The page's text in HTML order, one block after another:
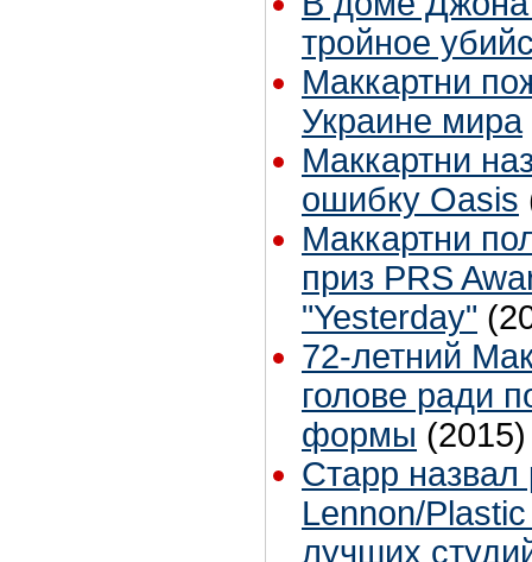
тройное
Маккартни
Украине мира
Маккартни
ошибку Oasis
Маккартни
приз PRS
"Yesterday"
72-летний
голове ради
формы (2015)
Старр назвал
Lennon/
лучших